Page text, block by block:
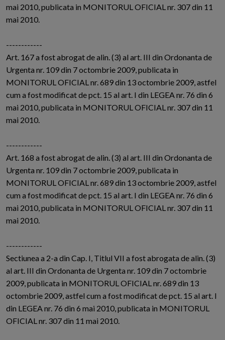
mai 2010, publicata in MONITORUL OFICIAL nr. 307 din 11
mai 2010.
------------
Art. 167 a fost abrogat de alin. (3) al art. III din Ordonanta de
Urgenta nr. 109 din 7 octombrie 2009, publicata in
MONITORUL OFICIAL nr. 689 din 13 octombrie 2009, astfel
cum a fost modificat de pct. 15 al art. I din LEGEA nr. 76 din 6
mai 2010, publicata in MONITORUL OFICIAL nr. 307 din 11
mai 2010.
------------
Art. 168 a fost abrogat de alin. (3) al art. III din Ordonanta de
Urgenta nr. 109 din 7 octombrie 2009, publicata in
MONITORUL OFICIAL nr. 689 din 13 octombrie 2009, astfel
cum a fost modificat de pct. 15 al art. I din LEGEA nr. 76 din 6
mai 2010, publicata in MONITORUL OFICIAL nr. 307 din 11
mai 2010.
------------
Sectiunea a 2-a din Cap. I, Titlul VII a fost abrogata de alin. (3)
al art. III din Ordonanta de Urgenta nr. 109 din 7 octombrie
2009, publicata in MONITORUL OFICIAL nr. 689 din 13
octombrie 2009, astfel cum a fost modificat de pct. 15 al art. I
din LEGEA nr. 76 din 6 mai 2010, publicata in MONITORUL
OFICIAL nr. 307 din 11 mai 2010.